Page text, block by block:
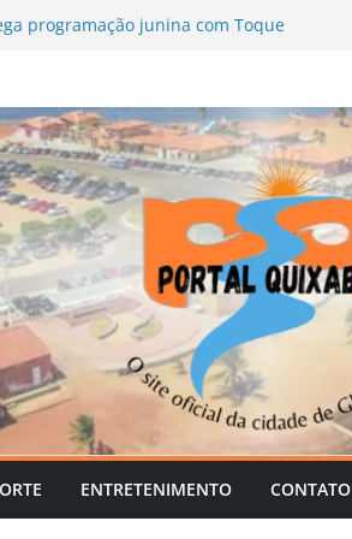
programação junina com Toque
municipais
agricultura com
rurais
de Glória-BA mantém parecer
de David Cavalcanti; ex-prefeito vai
com serviços gratuitos para a
ENTRETENIMENTO CONTATO